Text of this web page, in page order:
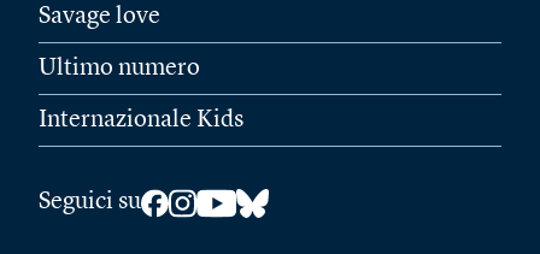
Savage love
Ultimo numero
Internazionale Kids
Seguici su